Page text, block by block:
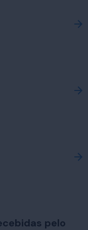
pelo